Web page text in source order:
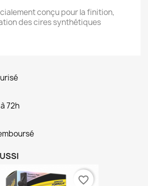
conçu pour la finition,
des cires synthétiques
72h
favorite_border